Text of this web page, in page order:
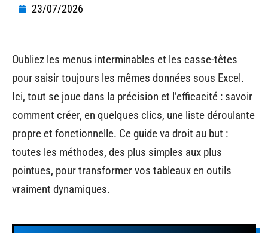
23/07/2026
Oubliez les menus interminables et les casse-têtes
pour saisir toujours les mêmes données sous Excel.
Ici, tout se joue dans la précision et l’efficacité : savoir
comment créer, en quelques clics, une liste déroulante
propre et fonctionnelle. Ce guide va droit au but :
toutes les méthodes, des plus simples aux plus
pointues, pour transformer vos tableaux en outils
vraiment dynamiques.